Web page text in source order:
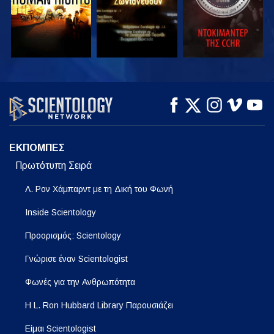
ΠΑΡΑΚΟΛΟΥΘΗΣΤΕ ΠΑΡΑΚΟΛΟΥΘΗΣΤΕ
ΕΞΕΡΕΥΝΗΣΤΕ ΤΗ
ΣΕΙΡΑ
ΕΚΠΟΜΠΕΣ
Πρωτότυπη Σειρά
Λ. Ρον Χάμπαρντ με τη Δική του Φωνή
Inside Scientology
Προορισμός: Scientology
Γνώρισε έναν Scientologist
Φωνές για την Ανθρωπότητα
Η L. Ron Hubbard Library Παρουσιάζει
Είμαι Scientologist